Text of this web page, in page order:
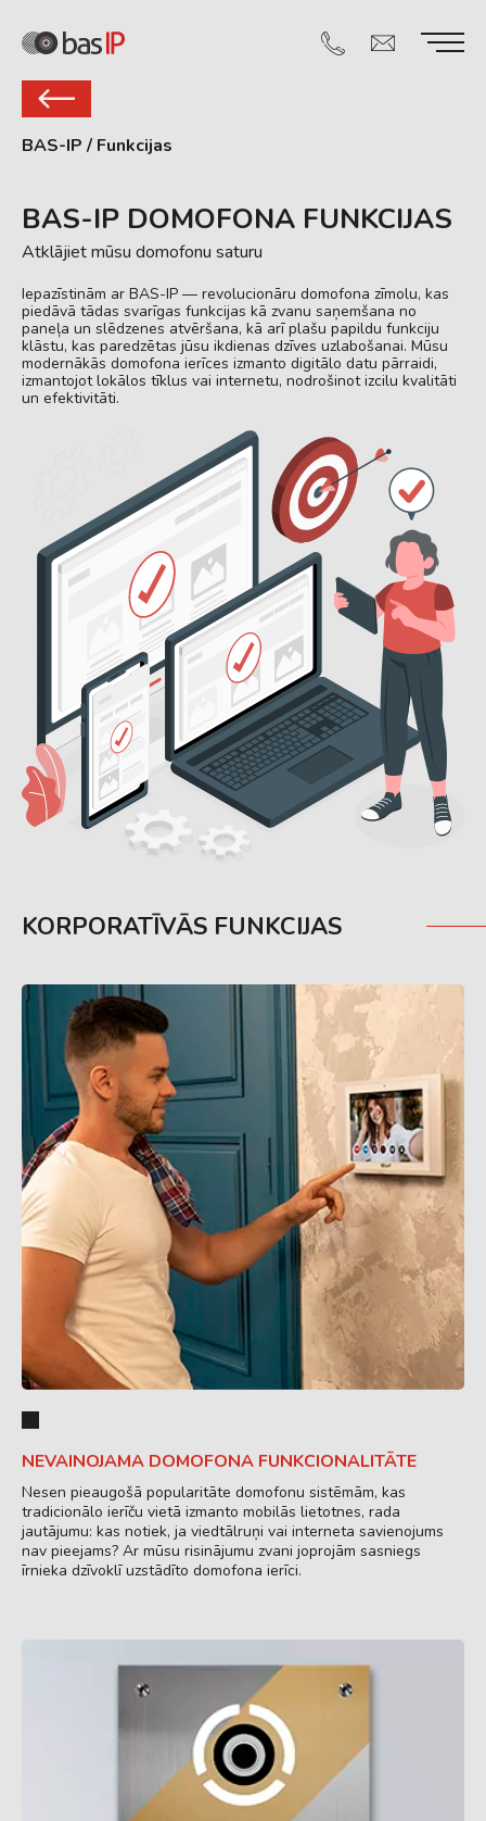
BAS-IP / Funkcijas
BAS-IP DOMOFONA FUNKCIJAS
Atklājiet mūsu domofonu saturu
Iepazīstinām ar BAS-IP — revolucionāru domofona zīmolu, kas
piedāvā tādas svarīgas funkcijas kā zvanu saņemšana no
paneļa un slēdzenes atvēršana, kā arī plašu papildu funkciju
klāstu, kas paredzētas jūsu ikdienas dzīves uzlabošanai. Mūsu
modernākās domofona ierīces izmanto digitālo datu pārraidi,
izmantojot lokālos tīklus vai internetu, nodrošinot izcilu kvalitāti
un efektivitāti.
KORPORATĪVĀS FUNKCIJAS
NEVAINOJAMA DOMOFONA FUNKCIONALITĀTE
Nesen pieaugošā popularitāte domofonu sistēmām, kas
tradicionālo ierīču vietā izmanto mobilās lietotnes, rada
jautājumu: kas notiek, ja viedtālruņi vai interneta savienojums
nav pieejams? Ar mūsu risinājumu zvani joprojām sasniegs
īrnieka dzīvoklī uzstādīto domofona ierīci.